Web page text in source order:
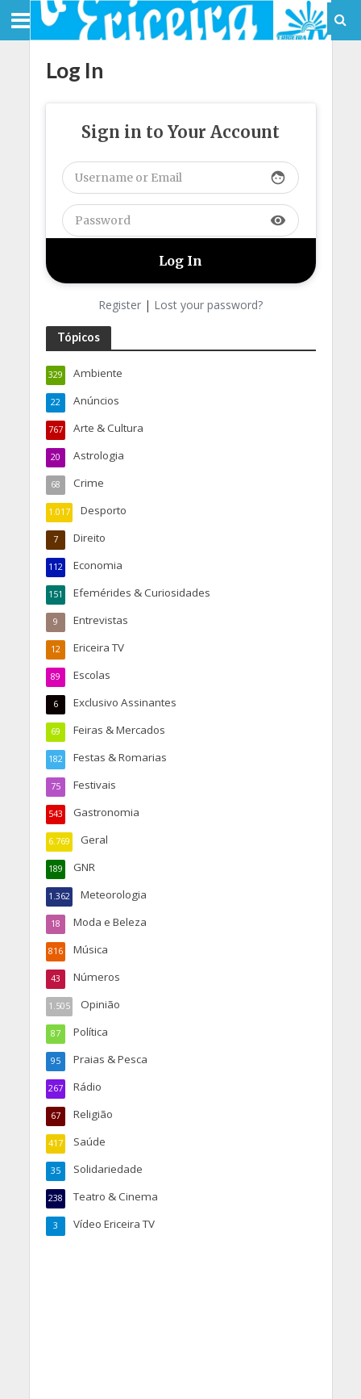
Log In
Sign in to Your Account
face
visibility
Register | Lost your password?
Tópicos
Ambiente
329
Anúncios
22
Arte & Cultura
767
Astrologia
20
Crime
68
Desporto
1.017
Direito
7
Economia
112
Efemérides & Curiosidades
151
Entrevistas
9
Ericeira TV
12
Escolas
89
Exclusivo Assinantes
6
Feiras & Mercados
69
Festas & Romarias
182
Festivais
75
Gastronomia
543
Geral
6.769
GNR
189
Meteorologia
1.362
Moda e Beleza
18
Música
816
Números
43
Opinião
1.505
Política
87
Praias & Pesca
95
Rádio
267
Religião
67
Saúde
417
Solidariedade
35
Teatro & Cinema
238
Vídeo Ericeira TV
3